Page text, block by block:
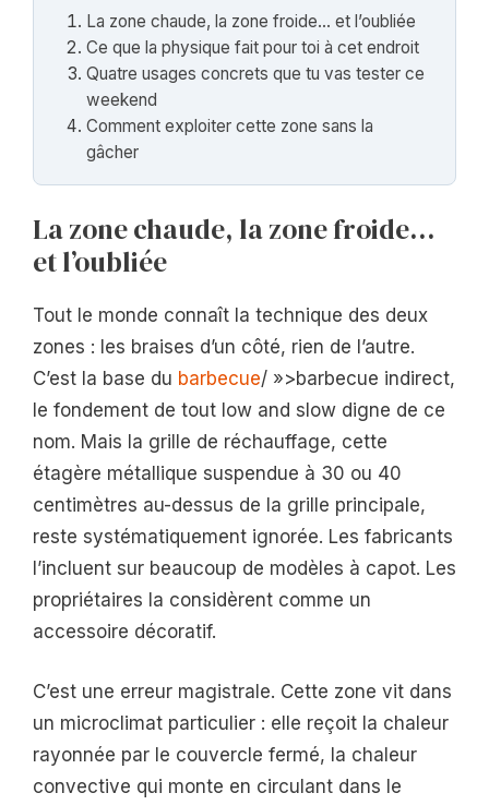
La zone chaude, la zone froide… et l’oubliée
Ce que la physique fait pour toi à cet endroit
Quatre usages concrets que tu vas tester ce
weekend
Comment exploiter cette zone sans la
gâcher
La zone chaude, la zone froide…
et l’oubliée
Tout le monde connaît la technique des deux
zones : les braises d’un côté, rien de l’autre.
C’est la base du barbecue/ »>barbecue indirect,
le fondement de tout low and slow digne de ce
nom. Mais la grille de réchauffage, cette
étagère métallique suspendue à 30 ou 40
centimètres au-dessus de la grille principale,
reste systématiquement ignorée. Les fabricants
l’incluent sur beaucoup de modèles à capot. Les
propriétaires la considèrent comme un
accessoire décoratif.
C’est une erreur magistrale. Cette zone vit dans
un microclimat particulier : elle reçoit la chaleur
rayonnée par le couvercle fermé, la chaleur
convective qui monte en circulant dans le